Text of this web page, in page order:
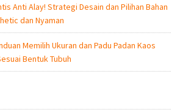
Anti Alay! Strategi Desain dan Pilihan Bahan
dan Nyaman
Memilih Ukuran dan Padu Padan Kaos
Bentuk Tubuh